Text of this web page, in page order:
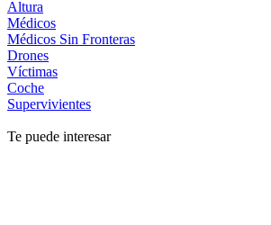
Altura
Médicos
Médicos Sin Fronteras
Drones
Víctimas
Coche
Supervivientes
Te puede interesar